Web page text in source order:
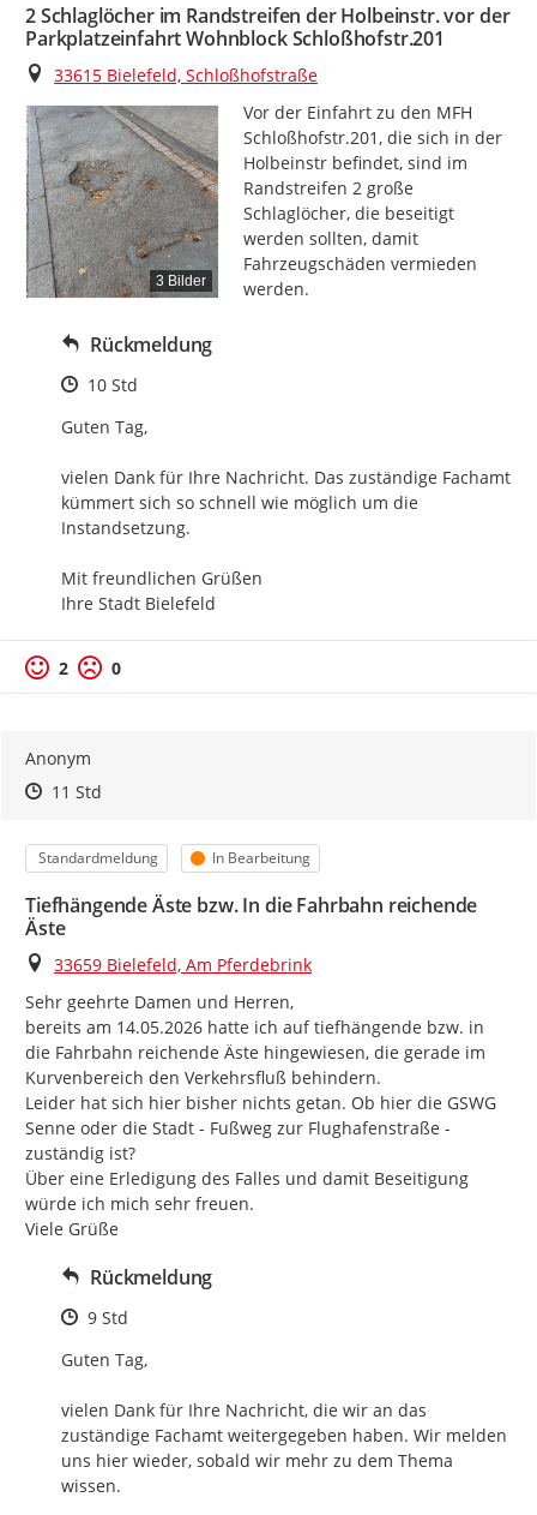
2 Schlaglöcher im Randstreifen der Holbeinstr. vor der
Parkplatzeinfahrt Wohnblock Schloßhofstr.201
Ort
33615 Bielefeld, Schloßhofstraße
3 Bilder
Vor der Einfahrt zu den MFH
Schloßhofstr.201, die sich in der
Holbeinstr befindet, sind im
Randstreifen 2 große
Schlaglöcher, die beseitigt
werden sollten, damit
Fahrzeugschäden vermieden
werden.
Rückmeldung
Zeitpunkt des Erstellens
10 Std
Guten Tag,
vielen Dank für Ihre Nachricht. Das zuständige Fachamt
kümmert sich so schnell wie möglich um die
Instandsetzung.
Mit freundlichen Grüßen
Ihre Stadt Bielefeld
2 0
Anonym
Zeitpunkt des Erstellens
Zeitpunkt des Erstellens
11 StdZur Äußerung
Kategorie
Standardmeldung Status
In Bearbeitung
Tiefhängende Äste bzw. In die Fahrbahn reichende
Äste
Ort
33659 Bielefeld, Am Pferdebrink
Sehr geehrte Damen und Herren,
bereits am 14.05.2026 hatte ich auf tiefhängende bzw. in
die Fahrbahn reichende Äste hingewiesen, die gerade im
Kurvenbereich den Verkehrsfluß behindern.
Leider hat sich hier bisher nichts getan. Ob hier die GSWG
Senne oder die Stadt - Fußweg zur Flughafenstraße -
zuständig ist?
Über eine Erledigung des Falles und damit Beseitigung
würde ich mich sehr freuen.
Viele Grüße
Rückmeldung
Zeitpunkt des Erstellens
9 Std
Guten Tag,
vielen Dank für Ihre Nachricht, die wir an das
zuständige Fachamt weitergegeben haben. Wir melden
uns hier wieder, sobald wir mehr zu dem Thema
wissen.